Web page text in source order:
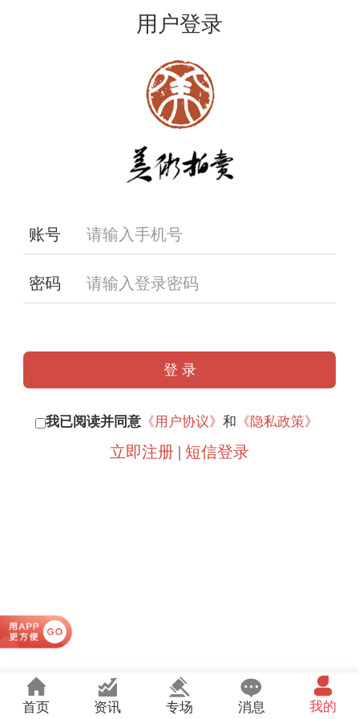
用户登录
账号
密码
我已阅读并同意 《用户协议》 和 《隐私政策》
立即注册 短信登录
首页 资讯 专场 消息 我的